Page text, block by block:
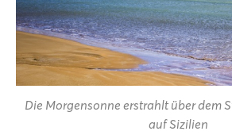
Die Morgensonne erstrahlt über dem
auf Sizilien